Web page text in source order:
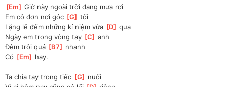
[Em ] Giờ này ngoài trời đang mưa rơi
Em cô đơn nơi góc [G ] tối
Lặng lẽ đếm những kỉ niệm vừa [D ] qua
Ngày em trong vòng tay [C ] anh
Đêm trôi quá [B7
nhanh
Có [Em hay.
Ta chia tay trong tiếc [G
nuối